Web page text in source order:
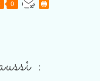
0
: